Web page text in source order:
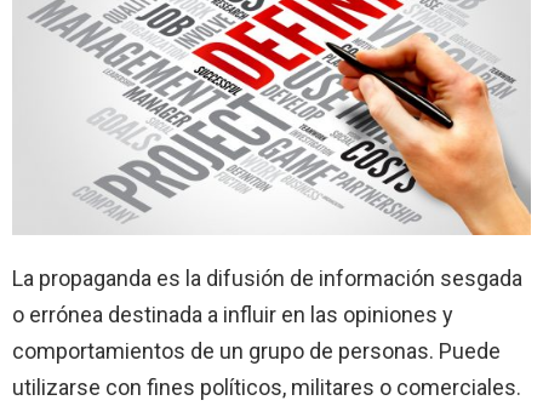
La propaganda es la difusión de información sesgada
o errónea destinada a influir en las opiniones y
comportamientos de un grupo de personas. Puede
utilizarse con fines políticos, militares o comerciales.